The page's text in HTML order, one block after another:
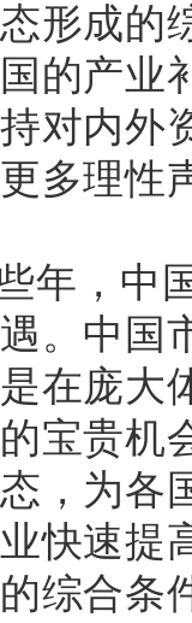
形成的
的产业
对内外
多理性
年，中
。中国
在庞大
宝贵机
，为各
快速提
综合条